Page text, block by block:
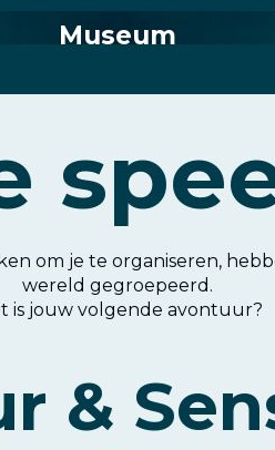
Museum
om je te organiseren,
wereld gegroepeerd.
is jouw volgende avontuur?
&